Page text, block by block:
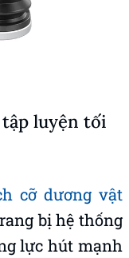
luyện tối
cỡ dương vật
bị hệ thống
lực hút mạnh